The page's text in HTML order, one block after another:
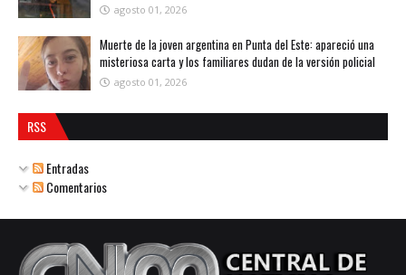
agosto 01, 2026
Muerte de la joven argentina en Punta del Este: apareció una
misteriosa carta y los familiares dudan de la versión policial
agosto 01, 2026
RSS
Entradas
Comentarios